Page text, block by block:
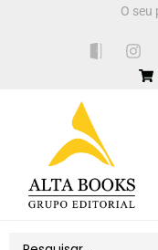
O seu